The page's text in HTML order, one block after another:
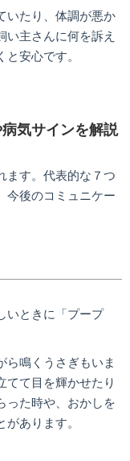
いたり、体調が悪か
い主さんに何を訴え
安心です。
気サインを解説
ます。代表的な７つ
今後のコミュニケー
いときに「プープ
ら鳴くうさぎもいま
てて目を輝かせたり
った時や、おかしを
あります。